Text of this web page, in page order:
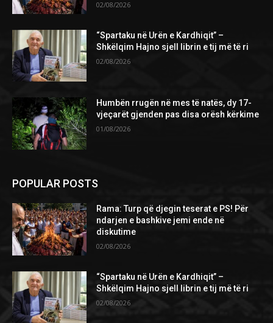
02/08/2026
“Spartaku në Urën e Kardhiqit” –
Shkëlqim Hajno sjell librin e tij më të ri
02/08/2026
Humbën rrugën në mes të natës, dy 17-
vjeçarët gjenden pas disa orësh kërkime
01/08/2026
POPULAR POSTS
Rama: Turp që djegin teserat e PS! Për
ndarjen e bashkive jemi ende në
diskutime
02/08/2026
“Spartaku në Urën e Kardhiqit” –
Shkëlqim Hajno sjell librin e tij më të ri
02/08/2026